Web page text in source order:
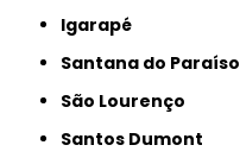
Igarapé
Santana do Paraíso
São Lourenço
Santos Dumont